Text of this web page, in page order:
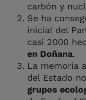
carbón y
Se ha
inicial del
casi 2000
en Doñana.
La memoria
del Estado
grupos